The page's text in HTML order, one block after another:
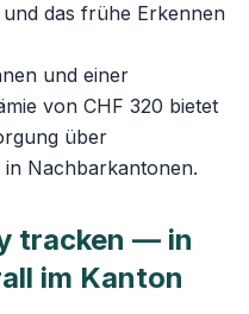
das frühe Erkennen
und einer
von CHF 320 bietet
über
Nachbarkantonen.
tracken — in
im Kanton